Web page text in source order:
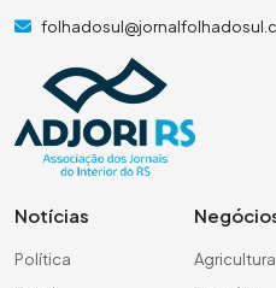
Notícias
Política
Agricultura